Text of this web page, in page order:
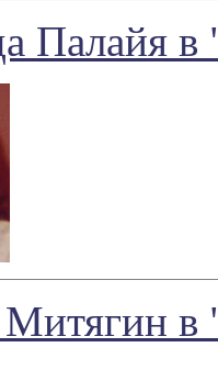
Палайя в
в